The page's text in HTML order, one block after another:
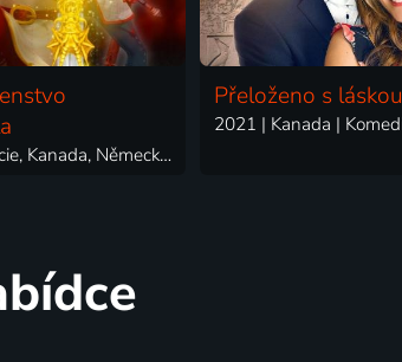
2019-2023 | Francie, Kanada, Německo, Švýcarsko, Itálie | Animovaný, Dobrodružný
Přeloženo s láskou